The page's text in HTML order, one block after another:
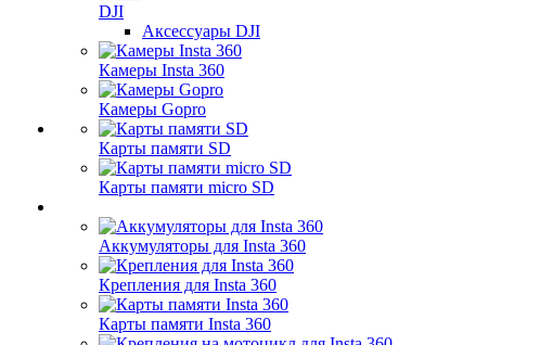
DJI
Аксессуары DJI
Камеры Insta 360
Камеры Gopro
Карты памяти SD
Карты памяти micro SD
Аккумуляторы для Insta 360
Крепления для Insta 360
Карты памяти Insta 360